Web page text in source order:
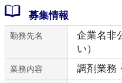
募集情報
勤務先名
企業名非
い）
業務内容 調剤業務